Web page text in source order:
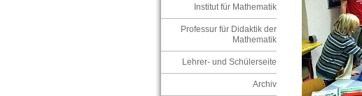
Institut für Mathematik
Professur für Didaktik der
Mathematik
Lehrer- und Schülerseite
Archiv